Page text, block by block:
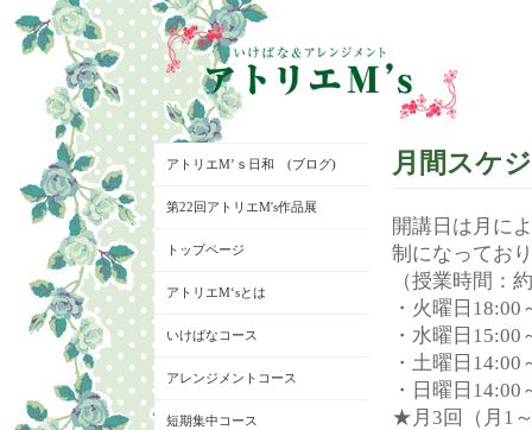
月間スケ
開講日は月に
制になってお
（授業時間：
・火曜日18:00
・水曜日15:00
・土曜日14:00
・日曜日14:00
★月3回（月1
アトリエM’ｓ日和 (ブログ)
第22回アトリエM's作品展
トップページ
アトリエM‘sとは
いけばなコース
アレンジメントコース
短期集中コース